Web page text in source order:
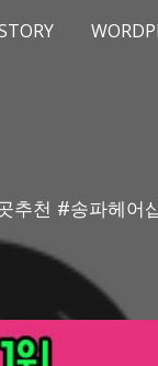
천 #송파헤어